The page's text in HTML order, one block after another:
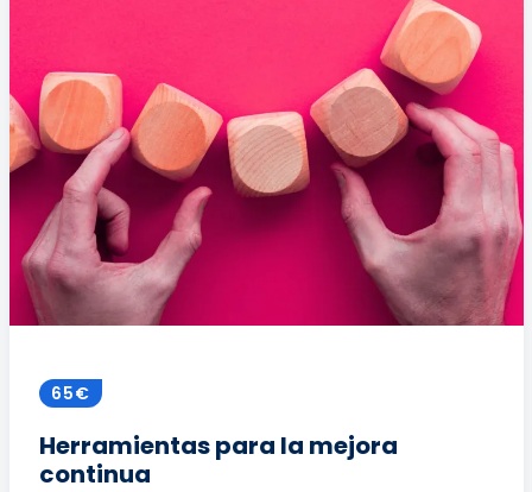
65€
Herramientas para la mejora
continua